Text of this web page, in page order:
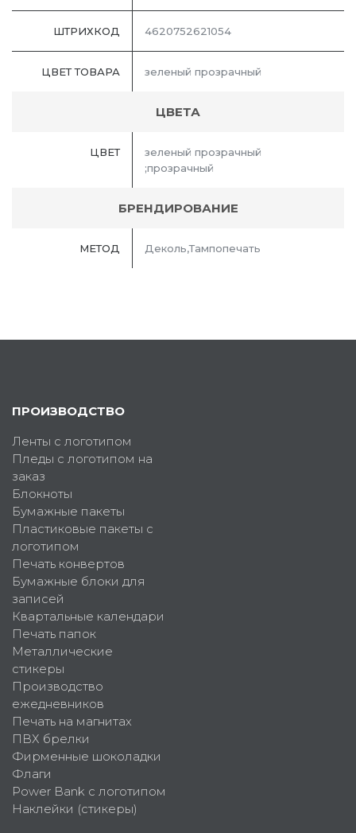
ШТРИХКОД 4620752621054
ЦВЕТ ТОВАРА зеленый прозрачный
ЦВЕТА
ЦВЕТ
зеленый прозрачный
;прозрачный
БРЕНДИРОВАНИЕ
МЕТОД Деколь,Тампопечать
ПРОИЗВОДСТВО
Ленты с логотипом
Пледы с логотипом на
заказ
Блокноты
Бумажные пакеты
Пластиковые пакеты с
логотипом
Печать конвертов
Бумажные блоки для
записей
Квартальные календари
Печать папок
Металлические
стикеры
Производство
ежедневников
Печать на магнитах
ПВХ брелки
Фирменные шоколадки
Флаги
Power Bank с логотипом
Наклейки (стикеры)